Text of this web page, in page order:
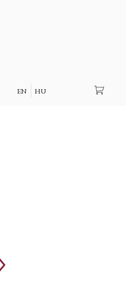
EN HU